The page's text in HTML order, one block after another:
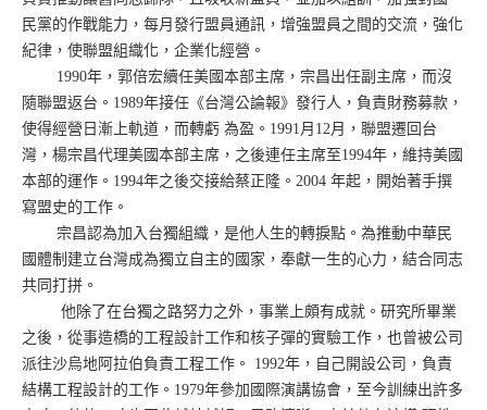
民黨的作戰能力，每月發行盟員通訊，增強盟員之間的交流，強化
紀律，使聯盟組織化，企業化經營。
1990年，郭倍宏續任美國本部主席，宗昌出任副主席，而沒
隨聯盟返台。1989年接任《台灣公論報》發行人，負責財務募款，
使得經營日漸上軌道，而轉虧 為盈。1991月12月，聯盟遷回台
灣，楊宗昌代理美國本部主席，之後連任主席至1994年，維持美國
本部的運作。1994年之後交接給蔡正隆。2004 年起，開始著手撰
寫盟史的工作。
宗昌認為加入台獨組織，是他人生的轉捩點。為推動中華民
國體制建立台灣成為獨立自主的國家，奉獻一生的心力，結合同志
共同打拼。
他除了在台獨之路努力之外，事業上頗有成就。研究所畢業
之後，從事造橋的工程設計工作和核子彈的實驗工作，也曾被公司
派往沙烏地阿拉伯負責工程工作。 1992年，自己開設公司，負責
結構工程設計的工作。1979年參加國際演講協會，至今訓練出許多